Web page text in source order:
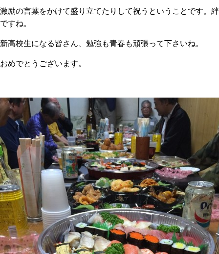
激励の言葉をかけて盛り立てたりして祝うということです。絆
ですね。
新高校生になる皆さん、勉強も青春も頑張って下さいね。
おめでとうございます。